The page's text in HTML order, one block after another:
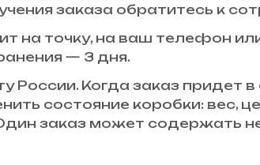
заказа обратитесь к
на точку, на ваш телефон
— 3 дня.
России. Когда заказ
состояние коробки: вес,
заказ может содержать